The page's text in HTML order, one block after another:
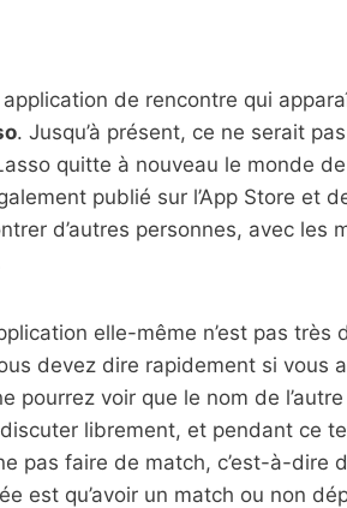
de rencontre qui
. Jusqu’à présent, ce ne serait
quitte à nouveau le monde
publié sur l’App Store et
d’autres personnes, avec les
elle-même n’est pas
devez dire rapidement si vous
pourrez voir que le nom de
librement, et pendant ce
pas faire de match, c’est-à-dire
est qu’avoir un match ou non